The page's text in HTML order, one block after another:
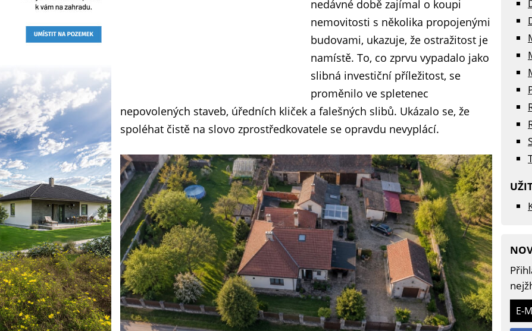
nedávné době zajímal o koupi
nemovitosti s několika propojenými
budovami, ukazuje, že ostražitost je
namístě. To, co zprvu vypadalo jako
slibná investiční příležitost, se
proměnilo ve spletenec
nepovolených staveb, úředních kliček a falešných slibů. Ukázalo se, že
spoléhat čistě na slovo zprostředkovatele se opravdu nevyplácí.
E-